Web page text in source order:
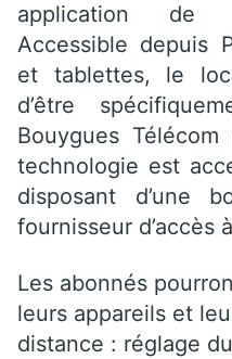
application de
Accessible depuis
et tablettes, le
d’être
Bouygues
technologie est
disposant d’une
fournisseur d’accès
Les abonnés
leurs appareils et
distance : réglage